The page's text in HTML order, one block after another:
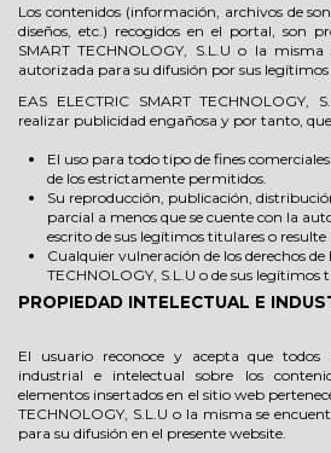
Los contenidos (información, archivos de
diseños, etc.) recogidos en el portal, son
SMART TECHNOLOGY, S.L.U o la
autorizada para su difusión por sus legítimos
EAS ELECTRIC SMART TECHNOLOGY,
realizar publicidad engañosa y por tanto,
El uso para todo tipo de fines
de los estrictamente permitidos.
Su reproducción, publicación,
parcial a menos que se cuente con la
escrito de sus legítimos titulares o
Cualquier vulneración de los derechos de
TECHNOLOGY, S.L.U o de sus legítimos
PROPIEDAD INTELECTUAL E
El usuario reconoce y acepta que todos
industrial e intelectual sobre los
elementos insertados en el sitio web
TECHNOLOGY, S.L.U o la misma se
para su difusión en el presente website.